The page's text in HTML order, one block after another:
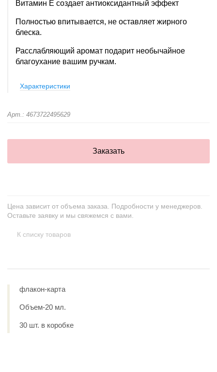
Витамин Е создает антиоксидантный эффект
Полностью впитывается, не оставляет жирного
блеска.
Расслабляющий аромат подарит необычайное
благоухание вашим ручкам.
Характеристики
Арт.: 4673722495629
Заказать
Цена зависит от объема заказа. Подробности у менеджеров.
Оставьте заявку и мы свяжемся с вами.
К списку товаров
флакон-карта
Объем-20 мл.
30 шт. в коробке